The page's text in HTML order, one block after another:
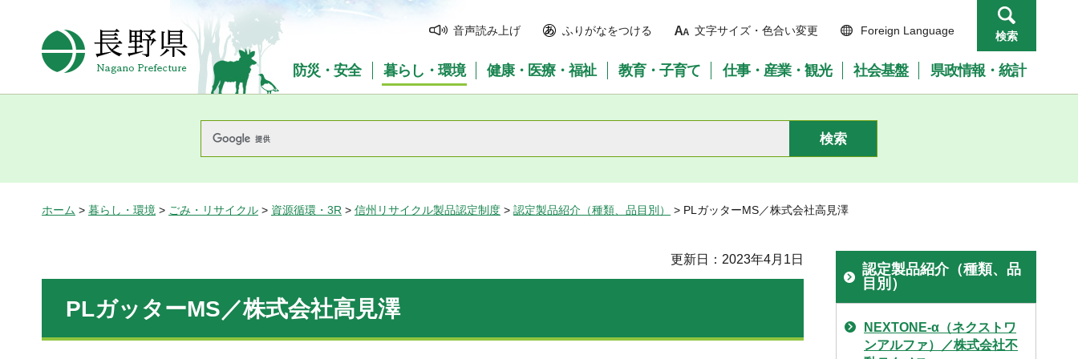
長野県Nagano Prefecture
音声読み上げ ふりがなをつける 文字サイズ・色合い変更 Foreign Language 検索
防災・安全 暮らし・環境 健康・医療・福祉 教育・子育て 仕事・産業・観光 社会基盤 県政情報・統計
ホーム > 暮らし・環境 > ごみ・リサイクル > 資源循環・3R > 信州リサイクル製品認定制度 > 認定製品紹介（種類、品目別） > PLガッターMS／株式会社高見澤
更新日：2023年4月1日
PLガッターMS／株式会社高見澤
認定製品紹介（種類、品
目別）
NEXTONE-α（ネクストワ
ンアルファ）／株式会社不